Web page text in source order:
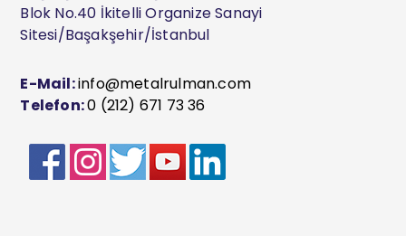
Blok No.40 İkitelli Organize Sanayi
Sitesi/Başakşehir/İstanbul
E-Mail:info@metalrulman.com
Telefon:0 (212) 671 73 36